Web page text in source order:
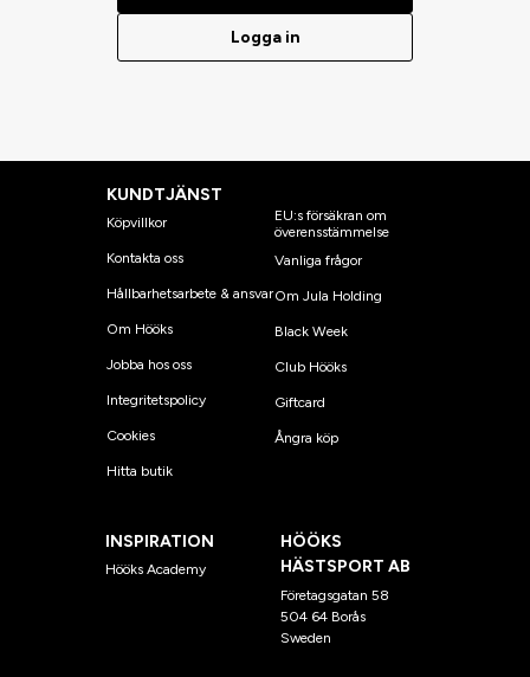
Logga in
KUNDTJÄNST
Köpvillkor
Kontakta oss
Hållbarhetsarbete & ansvar
Om Hööks
Jobba hos oss
Integritetspolicy
Cookies
Hitta butik
EU:s försäkran om
överensstämmelse
Vanliga frågor
Om Jula Holding
Black Week
Club Hööks
Giftcard
Ångra köp
INSPIRATION
Hööks Academy
HÖÖKS
HÄSTSPORT AB
Företagsgatan 58
504 64 Borås
Sweden